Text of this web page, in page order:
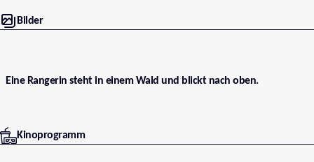
Bilder
Eine Rangerin steht in einem Wald und blickt nach oben.
Kinoprogramm